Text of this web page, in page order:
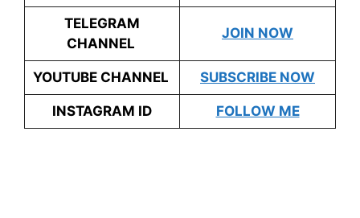
TELEGRAM
CHANNEL
JOIN NOW
YOUTUBE CHANNEL SUBSCRIBE NOW
INSTAGRAM ID FOLLOW ME